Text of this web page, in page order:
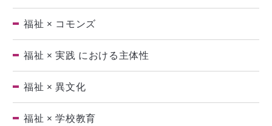
福祉 × コモンズ
福祉 × 実践 における主体性
福祉 × 異文化
福祉 × 学校教育